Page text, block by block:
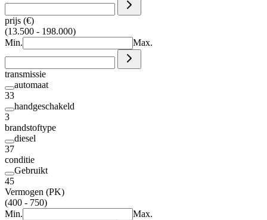
prijs (€)
(13.500 - 198.000)
Min.
Max.
transmissie
automaat
33
handgeschakeld
3
brandstoftype
diesel
37
conditie
Gebruikt
45
Vermogen (PK)
(400 - 750)
Min.
Max.